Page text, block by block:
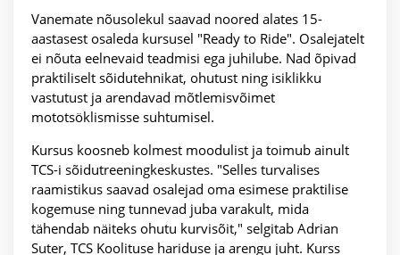
Vanemate nõusolekul saavad noored alates 15-
aastasest osaleda kursusel "Ready to Ride". Osalejatelt
ei nõuta eelnevaid teadmisi ega juhilube. Nad õpivad
praktiliselt sõidutehnikat, ohutust ning isiklikku
vastutust ja arendavad mõtlemisvõimet
mototsöklismisse suhtumisel.
Kursus koosneb kolmest moodulist ja toimub ainult
TCS-i sõidutreeningkeskustes. "Selles turvalises
raamistikus saavad osalejad oma esimese praktilise
kogemuse ning tunnevad juba varakult, mida
tähendab näiteks ohutu kurvisõit," selgitab Adrian
Suter, TCS Koolituse hariduse ja arengu juht. Kurss